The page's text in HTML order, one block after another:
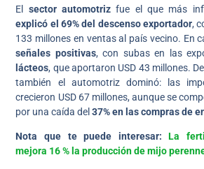
El sector automotriz fue el que más
explicó el 69% del descenso exportador,
133 millones en ventas al país vecino. En
señales positivas, con subas en las
lácteos, que aportaron USD 43 millones.
también el automotriz dominó: las
crecieron USD 67 millones, aunque se
por una caída del37% en las compras de
Nota que te puede interesar: La
mejora 16 % la producción de mijo